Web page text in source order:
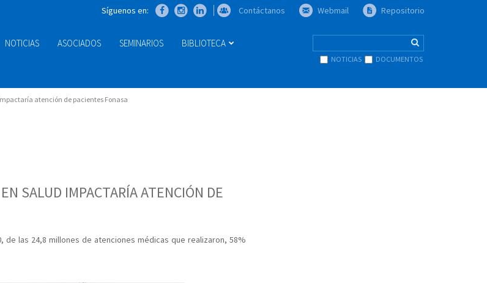
Síguenos en: Contáctanos Webmail Repositorio
NOTICIAS ASOCIADOS SEMINARIOS BIBLIOTECA
DOCUMENTOS
NOTICIAS
atención de pacientes Fonasa
SALUD IMPACTARÍA ATENCIÓN DE
las 24,8 millones de atenciones médicas que realizaron, 58%